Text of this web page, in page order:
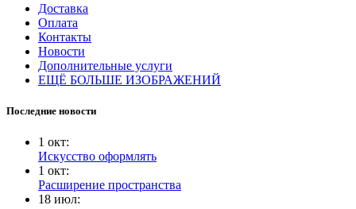
Доставка
Оплата
Контакты
Новости
Дополнительные услуги
ЕЩЁ БОЛЬШЕ ИЗОБРАЖЕНИЙ
Последние новости
1 окт:
Искусство оформлять
1 окт:
Расширение пространства
18 июл: